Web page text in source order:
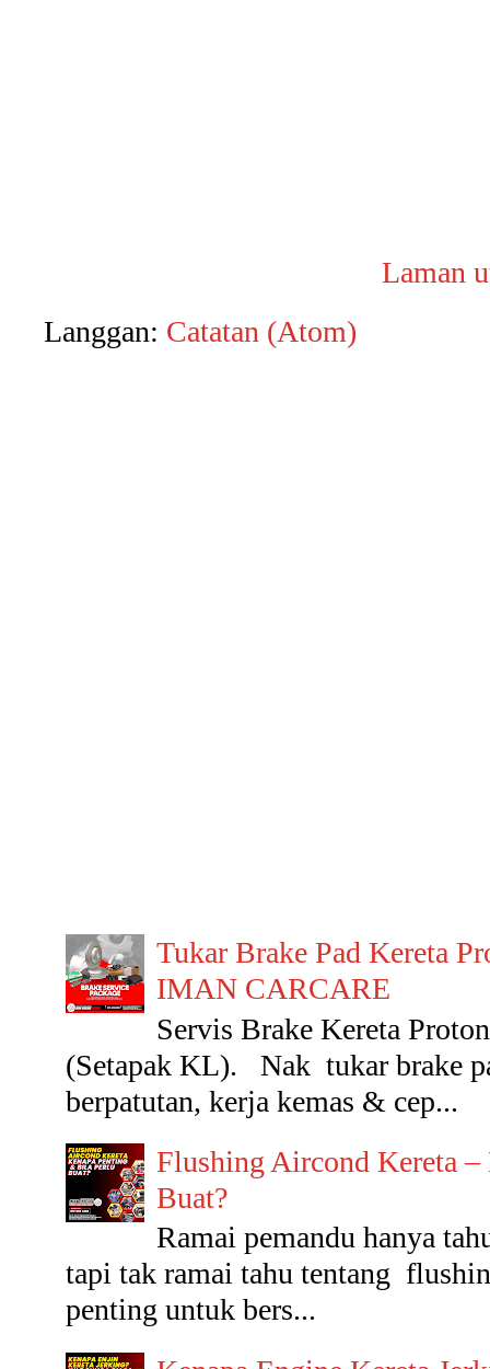
Laman
Langgan: Catatan (Atom)
Tukar Brake Pad Kereta
IMAN CARCARE
Servis Brake Kereta
(Setapak KL). Nak tukar brake
berpatutan, kerja kemas & cep...
Flushing Aircond Kereta
Buat?
Ramai pemandu hanya
tapi tak ramai tahu tentang
penting untuk bers...